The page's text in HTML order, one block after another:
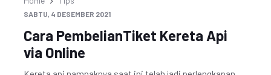
SABTU, 4 DESEMBER 2021
Cara PembelianTiket Kereta Api
via Online